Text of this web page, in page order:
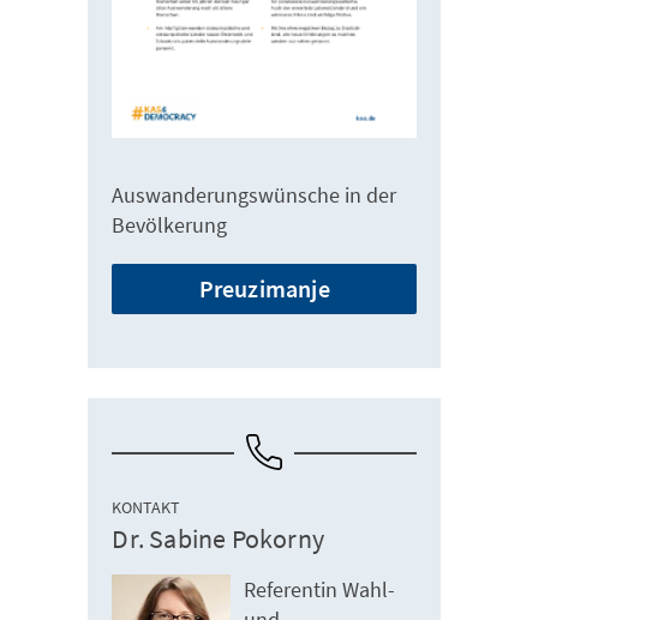
Auswanderungswünsche in der
Bevölkerung
Preuzimanje
KONTAKT
Dr. Sabine Pokorny
Referentin Wahl-